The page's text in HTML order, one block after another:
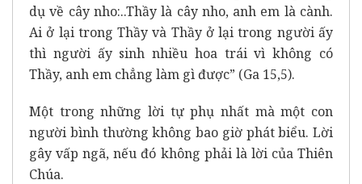
dụ về cây nho:..Thầy là cây nho, anh em là cành.
Ai ở lại trong Thầy và Thầy ở lại trong người ấy
thì người ấy sinh nhiều hoa trái vì không có
Thầy, anh em chẳng làm gì được” (Ga 15,5).
Một trong những lời tự phụ nhất mà một con
người bình thường không bao giờ phát biểu. Lời
gây vấp ngã, nếu đó không phải là lời của Thiên
Chúa.